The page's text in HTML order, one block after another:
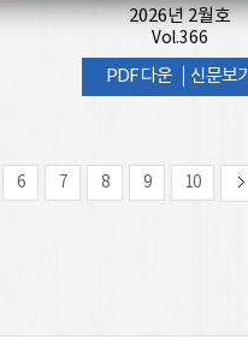
2026년 2월호
Vol.366
PDF 다운 신문보기
6 7 8 9 10